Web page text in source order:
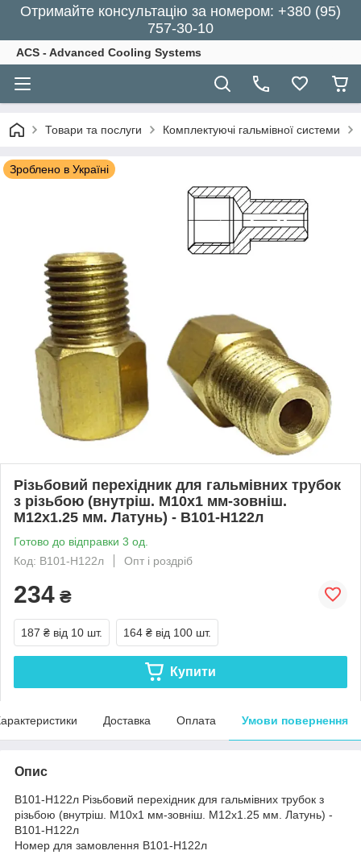
Отримайте консультацію за номером: +380 (95)
757-30-10
ACS - Advanced Cooling Systems
Товари та послуги Комплектуючі гальмівної системи
Зроблено в Україні
Різьбовий перехідник для гальмівних трубок
з різьбою (внутріш. М10x1 мм-зовніш.
М12x1.25 мм. Латунь) - В101-Н122л
Готово до відправки 3 од.
Код: В101-Н122л
Опт і роздріб
234 ₴
187 ₴ від 10 шт. 164 ₴ від 100 шт.
Купити
Доставка Оплата Умови повернення
Опис
В101-Н122л Різьбовий перехідник для гальмівних трубок з
різьбою (внутріш. М10x1 мм-зовніш. М12x1.25 мм. Латунь) -
В101-Н122л
Номер для замовлення В101-Н122л